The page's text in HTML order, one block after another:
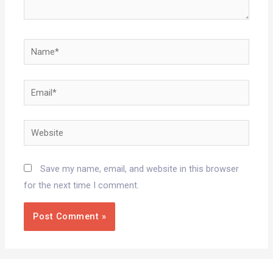
Name*
Email*
Website
Save my name, email, and website in this browser
for the next time I comment.